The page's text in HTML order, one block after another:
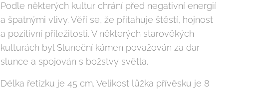
Podle některých kultur chrání před negativní energií
a špatnými vlivy. Věří se, že přitahuje štěstí, hojnost
a pozitivní příležitosti. V některých starověkých
kulturách byl Sluneční kámen považován za dar
slunce a spojován s božstvy světla.
Délka řetízku je 45 cm. Velikost lůžka přívěsku je 8